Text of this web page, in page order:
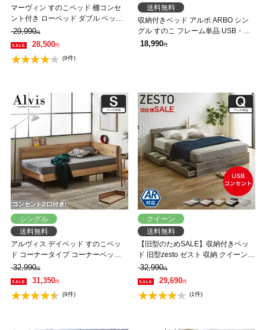
マーヴィン すのこベッド 棚コンセ
ント付き ローベッド ダブル ベッド
フレーム 木製 頑丈 耐荷重500kgク
リア 高さ3段階 低ホルムアルデヒド
【大型家具配送】
29,990円
28,500円
(9件)
送料無料
収納付きベッド アルボ ARBO シン
グル すのこ フレーム単品 USB・コ
ンセント フレーム 引き出し付
18,990円
シングル
送料無料
アルヴィス デイベッド すのこベッ
ド コーナータイプ コーナーベッド
シングル ベッドフレーム 木製 コン
セント付き 【大型家具配送】
32,990円
31,350円
(9件)
クイーン
送料無料
【旧型のためSALE】収納付きベッ
ド 旧型zesto ゼスト 収納 クイーンベ
ッド フレームのみ 収納付き USBポ
ート付き クイーン すのこベッド 引
き出し付きベッド 木製ベッド
【AR】【z有料組立】
32,990円
29,690円
(1件)